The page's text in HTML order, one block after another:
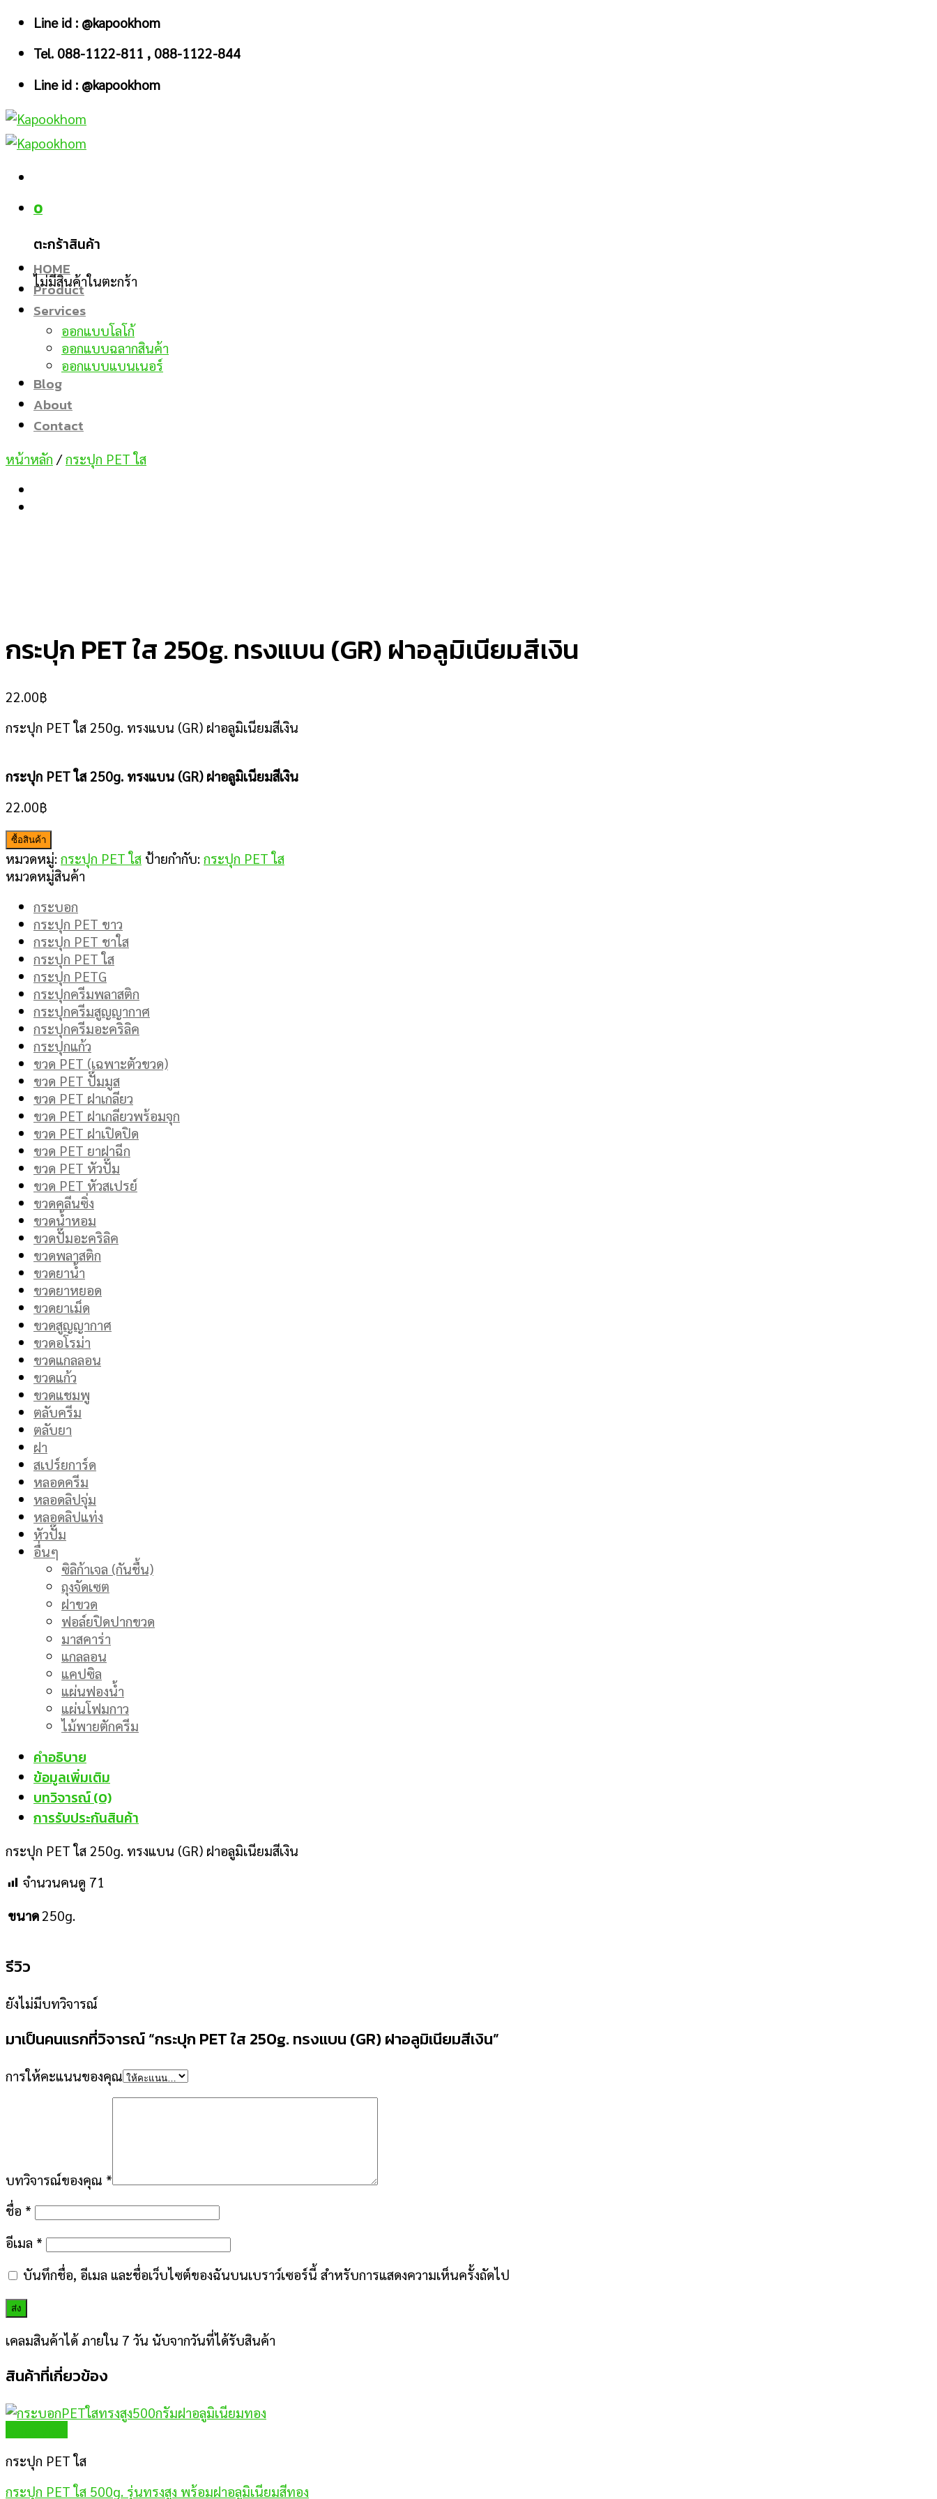
Skip
content
Line id : @kapookhom
Tel. 088-1122-811 , 088-1122-844
Line id : @kapookhom
0
ตะกร้าสินค้า
ไม่มีสินค้าในตะกร้า
HOME
Product
Services
ออกแบบโลโก้
ออกแบบฉลากสินค้า
ออกแบบแบนเนอร์
Blog
About
Contact
หน้าหลัก / กระปุก PET ใส
กระปุก PET ใส 250g. ทรงแบน (GR) ฝาอลูมิเนียมสีเงิน
22.00฿
กระปุก PET ใส 250g. ทรงแบน (GR) ฝาอลูมิเนียมสีเงิน
กระปุก PET ใส 250g. ทรงแบน (GR) ฝาอลูมิเนียมสีเงิน
22.00฿
ซื้อสินค้า
หมวดหมู่: กระปุก PET ใส ป้ายกำกับ: กระปุก PET ใส
หมวดหมู่สินค้า
กระบอก
กระปุก PET ขาว
กระปุก PET ชาใส
กระปุก PET ใส
กระปุก PETG
กระปุกครีมพลาสติก
กระปุกครีมสูญญากาศ
กระปุกครีมอะคริลิค
กระปุกแก้ว
ขวด PET (เฉพาะตัวขวด)
ขวด PET ปั๊มมูส
ขวด PET ฝาเกลียว
ขวด PET ฝาเกลียวพร้อมจุก
ขวด PET ฝาเปิดปิด
ขวด PET ยาฝาฉีก
ขวด PET หัวปั๊ม
ขวด PET หัวสเปรย์
ขวดคลีนซิ่ง
ขวดน้ำหอม
ขวดปั๊มอะคริลิค
ขวดพลาสติก
ขวดยาน้ำ
ขวดยาหยอด
ขวดยาเม็ด
ขวดสูญญากาศ
ขวดอโรม่า
ขวดแกลลอน
ขวดแก้ว
ขวดแชมพู
ตลับครีม
ตลับยา
ฝา
สเปร์ยการ์ด
หลอดครีม
หลอดลิปจุ่ม
หลอดลิปแท่ง
หัวปั๊ม
อื่นๆ
ซิลิก้าเจล (กันชื้น)
ถุงจัดเซต
ฝาขวด
ฟอล์ยปิดปากขวด
มาสคาร่า
แกลลอน
แคปซิล
แผ่นฟองน้ำ
แผ่นโฟมกาว
ไม้พายตักครีม
คำอธิบาย
ข้อมูลเพิ่มเติม
บทวิจารณ์ (0)
การรับประกันสินค้า
กระปุก PET ใส 250g. ทรงแบน (GR) ฝาอลูมิเนียมสีเงิน
จำนวนคนดู 71
ขนาด 250g.
รีวิว
ยังไม่มีบทวิจารณ์
มาเป็นคนแรกที่วิจารณ์ “กระปุก PET ใส 250g. ทรงแบน (GR) ฝาอลูมิเนียมสีเงิน”
การให้คะแนนของคุณ
บทวิจารณ์ของคุณ *
ชื่อ *
อีเมล *
บันทึกชื่อ, อีเมล และชื่อเว็บไซต์ของฉันบนเบราว์เซอร์นี้ สำหรับการแสดงความเห็นครั้งถัดไป
เคลมสินค้าได้ ภายใน 7 วัน นับจากวันที่ได้รับสินค้า
สินค้าที่เกี่ยวข้อง
กระปุก PET ใส
กระปุก PET ใส 500g. รุ่นทรงสูง พร้อมฝาอลูมิเนียมสีทอง